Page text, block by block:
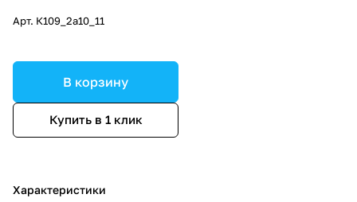
Арт. К109_2а10_11
В корзину
Купить в 1 клик
Характеристики